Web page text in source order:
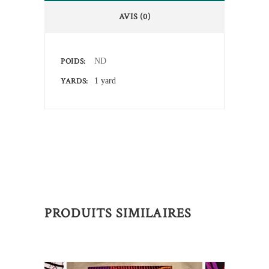
AVIS (0)
POIDS ND
YARDS 1 yard
PRODUITS SIMILAIRES